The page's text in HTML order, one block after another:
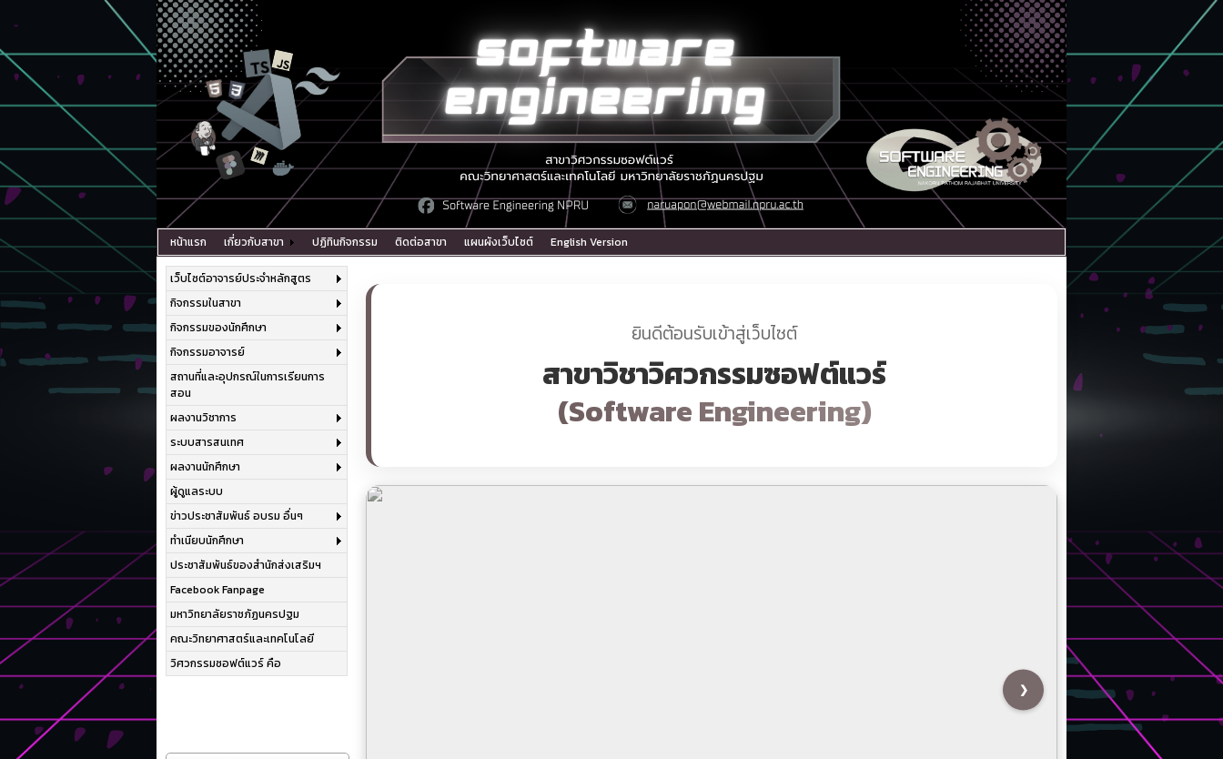
หน้าแรก เกี่ยวกับสาขา ปฏิทินกิจกรรม ติดต่อสาขา แผนผังเว็บไซต์ English Version
เว็บไซต์อาจารย์ประจำหลักสูตร
กิจกรรมในสาขา
กิจกรรมของนักศึกษา
กิจกรรมอาจารย์
สถานที่และอุปกรณ์ในการเรียนการ
สอน
ผลงานวิชาการ
ระบบสารสนเทศ
ผลงานนักศึกษา
ผู้ดูแลระบบ
ข่าวประชาสัมพันธ์ อบรม อื่นๆ
ทำเนียบนักศึกษา
ประชาสัมพันธ์ของสำนักส่งเสริมฯ
Facebook Fanpage
มหาวิทยาลัยราชภัฏนครปฐม
คณะวิทยาศาสตร์และเทคโนโลยี
วิศวกรรมซอฟต์แวร์ คือ
ยินดีต้อนรับเข้าสู่เว็บไซต์
สาขาวิชาวิศวกรรมซอฟต์แวร์
(Software Engineering)
❯